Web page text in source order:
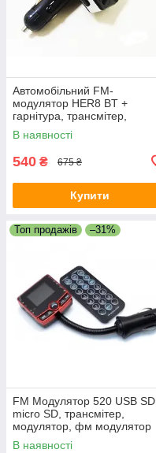
Автомобільний FM-
модулятор HER8 BT +
гарнітура, трансмітер,
модулятор, фм модулятор
В наявності
540 ₴ 675 ₴
Купити
Топ продажів –31%
FM Модулятор 520 USB SD
micro SD, трансмітер,
модулятор, фм модулятор
В наявності